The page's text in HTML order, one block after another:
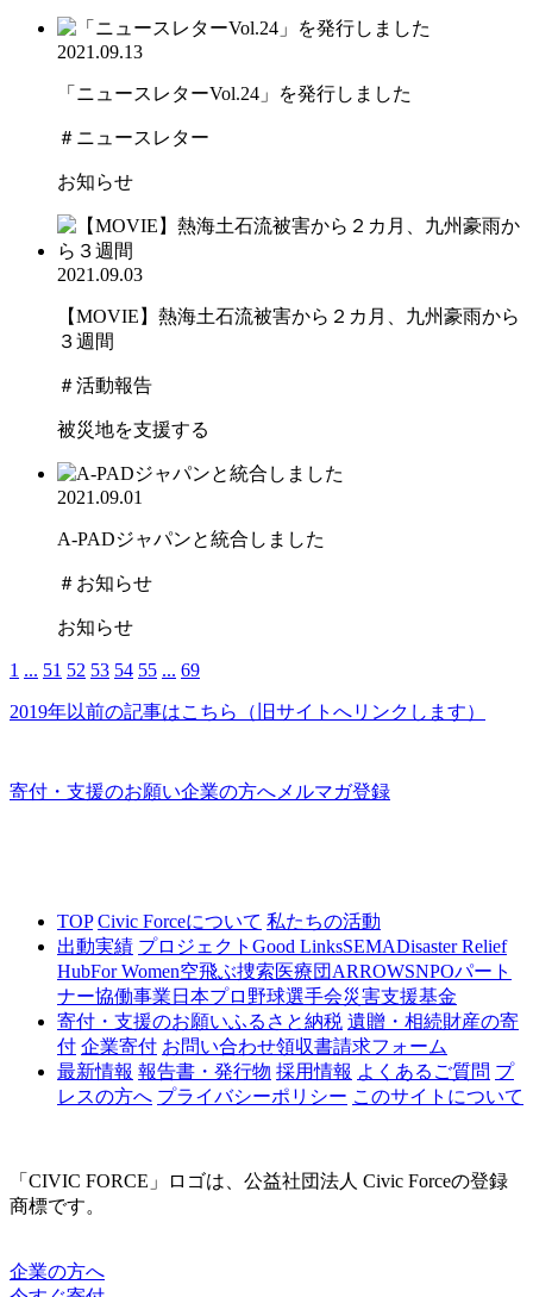
2021.09.13
「ニュースレターVol.24」を発行しました
＃ニュースレター
お知らせ
2021.09.03
【MOVIE】熱海土石流被害から２カ月、九州豪雨から
３週間
＃活動報告
被災地を支援する
2021.09.01
A-PADジャパンと統合しました
＃お知らせ
お知らせ
1 ... 51 52 53 54 55 ... 69
2019年以前の記事はこちら （旧サイトへリンクします）
寄付・支援のお願い企業の方へ メルマガ登録
TOP Civic Forceについて 私たちの活動
出動実績 プロジェクト Good LinksSEMADisaster Relief
HubFor Women空飛ぶ捜索医療団ARROWSNPOパート
ナー協働事業 日本プロ野球選手会災害支援基金
寄付・支援のお願いふるさと納税 遺贈・相続財産の寄
付 企業寄付 お問い合わせ領収書請求フォーム
最新情報 報告書・発行物 採用情報 よくあるご質問 プ
レスの方へ プライバシーポリシー このサイトについて
「CIVIC FORCE」ロゴは、公益社団法人 Civic Forceの登録
商標です。
企業の方へ